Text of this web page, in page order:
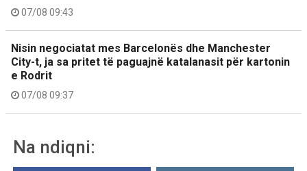
07/08 09:43
Nisin negociatat mes Barcelonës dhe Manchester
City-t, ja sa pritet të paguajnë katalanasit për kartonin
e Rodrit
07/08 09:37
Na ndiqni: